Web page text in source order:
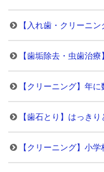
【入れ歯・クリーニ
【歯垢除去・虫歯治
【クリーニング】年に
【歯石とり】はっきり
【クリーニング】小